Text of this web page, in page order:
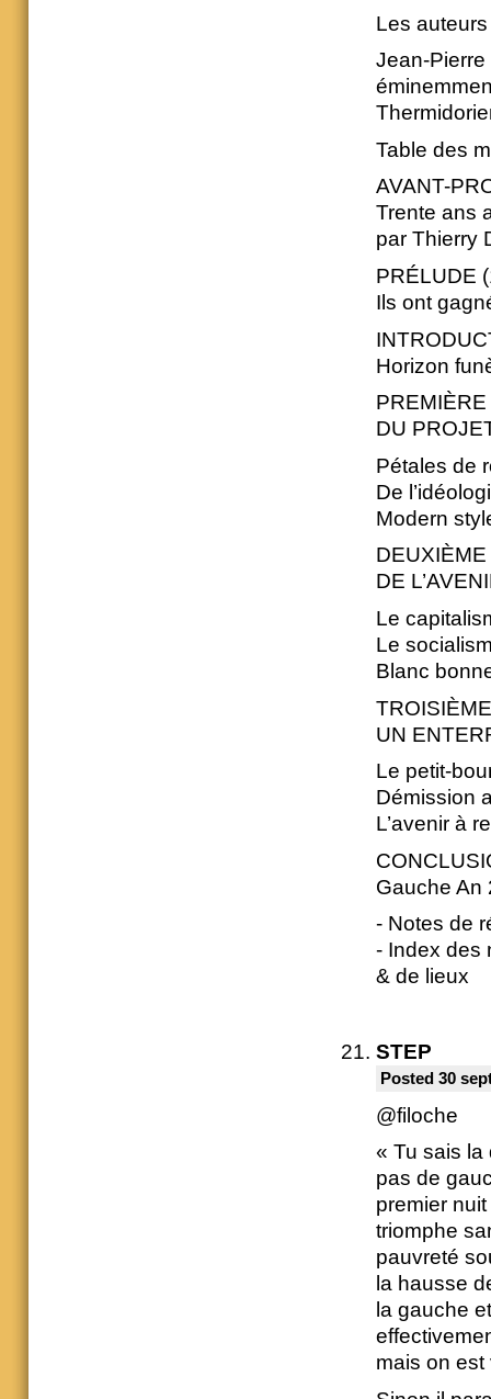
Les auteurs
Jean-Pierre
Table des
AVANT-
Trente ans
par Thierry
PRÉLUDE
Ils ont
Horizon
DU
Pétales de
De
Modern
DE
Le
Le
Blanc
UN
Le petit-
Démission
L’avenir à
Gauche An
- Notes de
- Index des
& de lieux
STEP
Posted 30
@filoche
« Tu sais la
pas de
premier
triomphe
pauvreté
la hausse
la gauche
mais on est